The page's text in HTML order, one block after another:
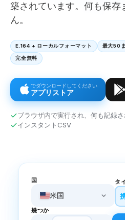
築されています。何も保存
ん。
E.164 + ローカルフォーマット 最大50
完全無料
でダウンロードしてください
アプリストア
ブラウザ内で実行され、何も記録
インスタントCSV
国
米国
タ
幾つか